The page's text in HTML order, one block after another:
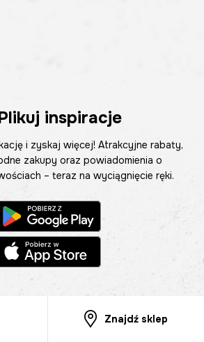
inspiracje
i zyskaj więcej! Atrakcyjne rabaty,
zakupy oraz powiadomienia o
– teraz na wyciągnięcie ręki.
Znajdź sklep